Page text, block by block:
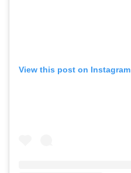
View this post on Instagram